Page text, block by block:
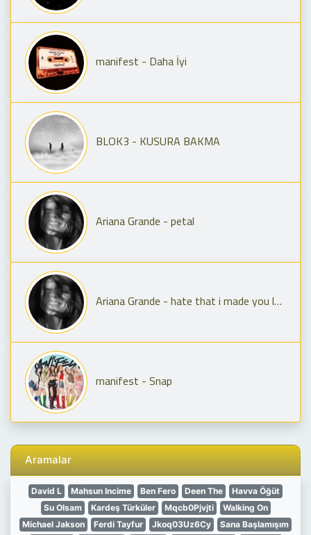
manifest - Daha İyi
BLOK3 - KUSURA BAKMA
Ariana Grande - petal
Ariana Grande - hate that i made you love me
manifest - Snap
Aramalar
David L Mahsun Incime Ben Fero Deen The
Havva Öğüt
Su Olsam
Kardeş Türküler Mqcb0Pjvjti
Walking On
Michael Jakson
Ferdi Tayfur Jkoq03Uz6Cy
Sana Başlamışım